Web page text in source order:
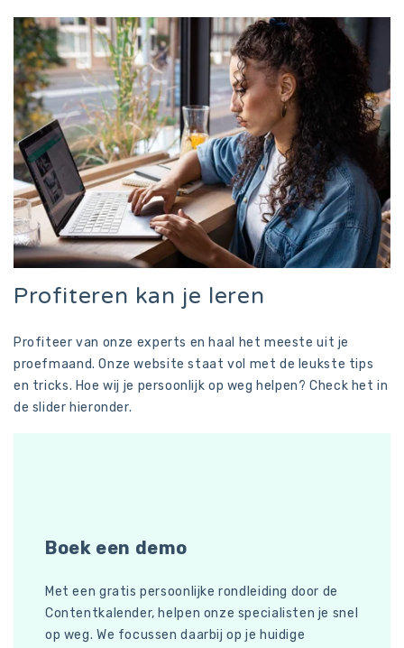
Profiteren kan je leren
Profiteer van onze experts en haal het meeste uit je
proefmaand. Onze website staat vol met de leukste tips
en tricks. Hoe wij je persoonlijk op weg helpen? Check het in
de slider hieronder.
Boek een demo
Met een gratis persoonlijke rondleiding door de
Contentkalender, helpen onze specialisten je snel
op weg. We focussen daarbij op je huidige